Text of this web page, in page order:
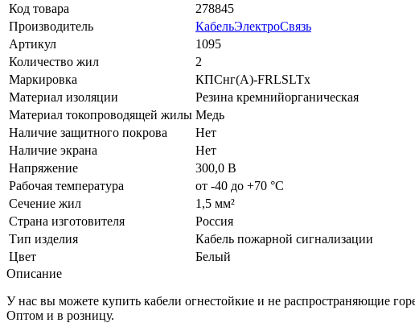
Код товара
278845
Производитель
КабельЭлектроСвязь
Артикул
1095
Количество жил
2
Маркировка
КПСнг(A)-FRLSLTx
Материал изоляции
Резина кремнийорганическая
Материал токопроводящей жилы Медь
Наличие защитного покрова
Нет
Наличие экрана
Нет
Напряжение
300,0 В
Рабочая температура
от -40 до +70 °C
Сечение жил
1,5 мм²
Страна изготовителя
Россия
Тип изделия
Кабель пожарной сигнализации
Цвет
Белый
Описание
У нас вы можете купить кабели огнестойкие и не распространяющие
Оптом и в розницу.